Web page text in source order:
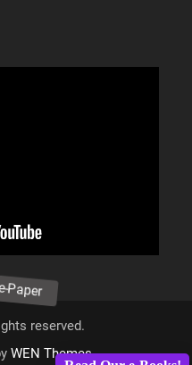
reserved.
WEN Themes